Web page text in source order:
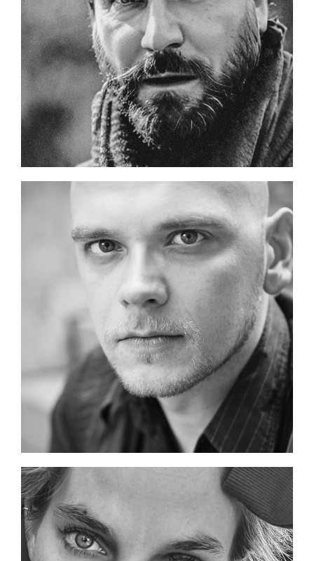
SPENDEN
STIMMEN
IMPRESSUM
DATENSCHUTZ
ANFAHRT